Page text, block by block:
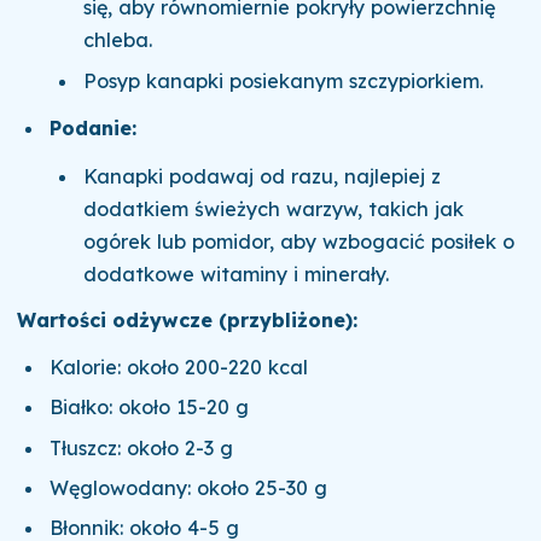
się, aby równomiernie pokryły powierzchnię
chleba.
Posyp kanapki posiekanym szczypiorkiem.
Podanie:
Kanapki podawaj od razu, najlepiej z
dodatkiem świeżych warzyw, takich jak
ogórek lub pomidor, aby wzbogacić posiłek o
dodatkowe witaminy i minerały.
Wartości odżywcze (przybliżone):
Kalorie: około 200-220 kcal
Białko: około 15-20 g
Tłuszcz: około 2-3 g
Węglowodany: około 25-30 g
Błonnik: około 4-5 g